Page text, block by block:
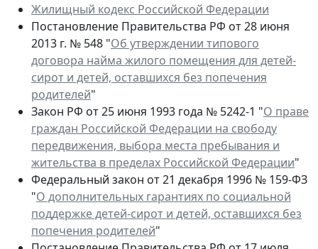
Жилищный кодекс Российской Федерации
Постановление Правительства РФ от 28 июня
2013 г. № 548 "Об утверждении типового
договора найма жилого помещения для детей-
сирот и детей, оставшихся без попечения
родителей"
Закон РФ от 25 июня 1993 года № 5242-1 "О праве
граждан Российской Федерации на свободу
передвижения, выбора места пребывания и
жительства в пределах Российской Федерации"
Федеральный закон от 21 декабря 1996 № 159-ФЗ
"О дополнительных гарантиях по социальной
поддержке детей-сирот и детей, оставшихся без
попечения родителей"